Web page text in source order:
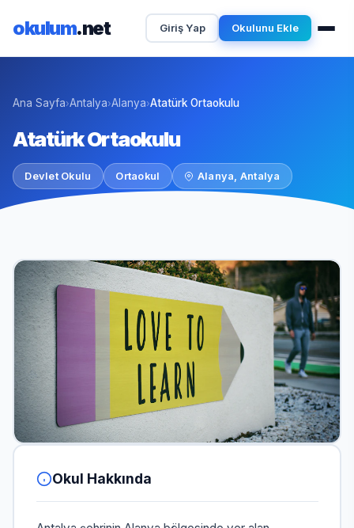
okulum.net Giriş Yap Okulunu Ekle
Ana Sayfa›Antalya›Alanya›Atatürk Ortaokulu
Atatürk Ortaokulu
Devlet Okulu Ortaokul Alanya, Antalya
Okul Hakkında